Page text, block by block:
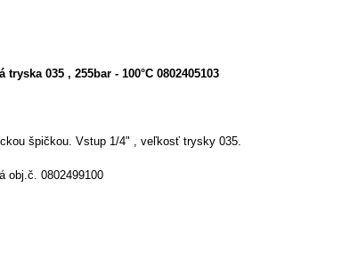
tryska 035 , 255bar - 100°C 0802405103
špičkou. Vstup 1/4" , veľkosť trysky 035.
obj.č. 0802499100